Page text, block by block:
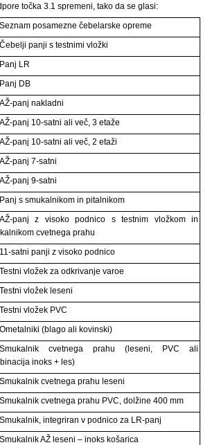
točka 3.1 spremeni, tako da se glasi:
Seznam posamezne čebelarske opreme
Čebelji panji s testnimi vložki
Panj LR
Panj DB
AŽ-panj nakladni
AŽ-panj 10-satni ali več, 3 etaže
AŽ-panj 10-satni ali več, 2 etaži
AŽ-panj 7-satni
AŽ-panj 9-satni
Panj s smukalnikom in pitalnikom
AŽ-panj z visoko podnico s testnim vložkom in
cvetnega prahu
11-satni panji z visoko podnico
Testni vložek za odkrivanje varoe
Testni vložek leseni
Testni vložek PVC
Ometalniki (blago ali kovinski)
Smukalnik cvetnega prahu (leseni, PVC ali
inoks + les)
Smukalnik cvetnega prahu leseni
Smukalnik cvetnega prahu PVC, dolžine 400 mm
Smukalnik, integriran v podnico za LR-panj
Smukalnik AŽ leseni – inoks košarica